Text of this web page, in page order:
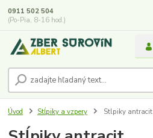
0911 502 504
(Po-Pia, 8-16 hod.)
Úvod Stĺpiky a vzpery Stlpiky antracit